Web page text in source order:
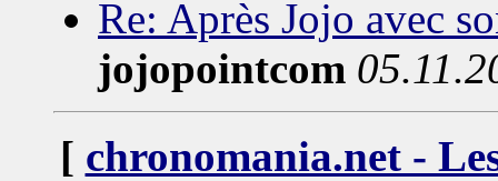
Re: Après Jojo avec
jojopointcom
[ chronomania.net -